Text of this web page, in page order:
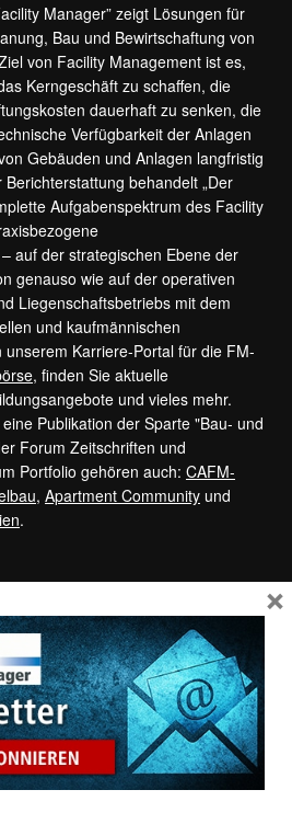
Manager” zeigt Lösungen für
Bau und Bewirtschaftung von
von Facility Management ist es,
Kerngeschäft zu schaffen, die
dauerhaft zu senken, die
Verfügbarkeit der Anlagen
Gebäuden und Anlagen langfristig
behandelt „Der
Aufgabenspektrum des Facility
auf der strategischen Ebene der
genauso wie auf der operativen
Liegenschaftsbetriebs mit dem
und kaufmännischen
Karriere-Portal für die FM-
, finden Sie aktuelle
und vieles mehr.
Publikation der Sparte "Bau- und
Forum Zeitschriften und
Portfolio gehören auch: CAFM-
, Apartment Community und
.
service@forum-zeitschriften.de
Vertrag widerrufen
GmbH|FORUM Media
AGB Datenschutz
×